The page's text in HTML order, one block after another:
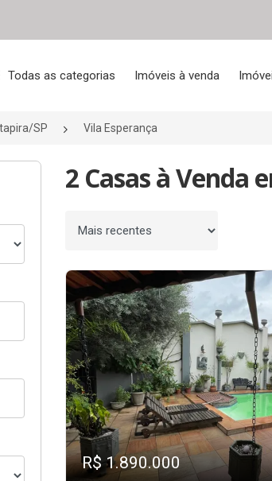
Todas as categorias Imóveis à venda
Itapira/SP Vila Esperança
2 Casas à Venda
Ordenar por
R$ 1.890.000